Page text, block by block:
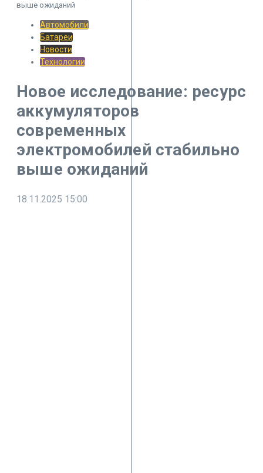
выше ожиданий
Автомобили
Батареи
Новости
Технологии
Новое исследование: ресурс
аккумуляторов
современных
электромобилей стабильно
выше ожиданий
18.11.2025 15:00